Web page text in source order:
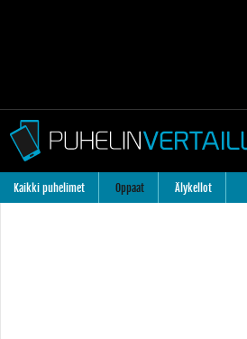
Kaikki puhelimet Oppaat Älykellot